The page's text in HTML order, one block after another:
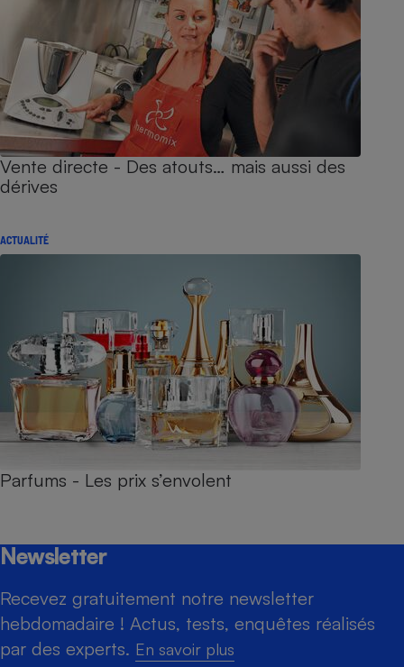
Vente directe - Des atouts… mais aussi des
dérives
ACTUALITÉ
Parfums - Les prix s’envolent
Newsletter
Recevez gratuitement notre newsletter
hebdomadaire ! Actus, tests, enquêtes réalisés
par des experts. En savoir plus